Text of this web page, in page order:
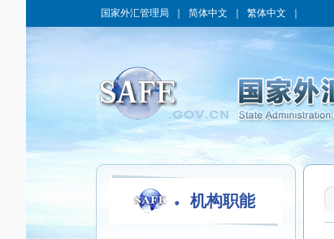
国家外汇管理局 简体中文 繁体中文
机构职能